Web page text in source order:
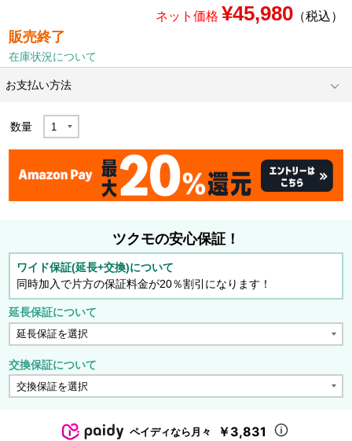
ネット価格 ¥45,980（税込）
販売終了
在庫状況について
お支払い方法
数量
ツクモの安心保証！
ワイド保証(延長+交換)について
同時加入で片方の保証料金が20％割引になります！
延長保証について
交換保証について
ペイディなら月々 ￥3,831